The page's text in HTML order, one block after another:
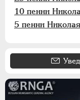
10 пенни
5 пенни